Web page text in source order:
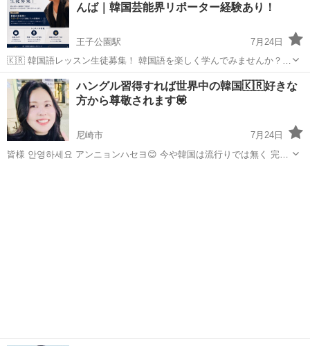
んば｜韓国芸能界リポーター経験あり！
王子公園駅
7月24日
🇰🇷 韓国語レッスン生徒募集！ 韓国語を楽しく学んでみませんか？😊
韓国人ネイティブ講師が、初心者の方から経験者の方まで、一人ひと
りのレベルに合わせて丁寧にレッスンします。 講師は韓国の芸能界で
リポーターとして活動した...
兵庫 神戸市 王子公園駅 韓国語 韓国人
ハングル習得すれば世界中の韓国🇰🇷好きな
方から尊敬されます💟
尼崎市
7月24日
皆様 안영하세요 アンニョンハセヨ😊 今や韓国は流行りでは無く 完全